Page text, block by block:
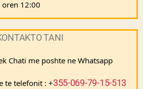
oren 12:00
TANI
Chati me poshte ne Whatsapp
te telefonit : +355-069-79-15-513